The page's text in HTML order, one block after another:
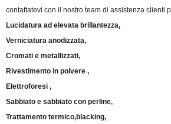
contattatevi con il nostro team di assistenza clienti
Lucidatura ad elevata brillantezza,
Verniciatura anodizzata,
Cromati e metallizzati,
Rivestimento in polvere ,
Elettroforesi ,
Sabbiato e sabbiato con perline,
Trattamento termico,blacking,